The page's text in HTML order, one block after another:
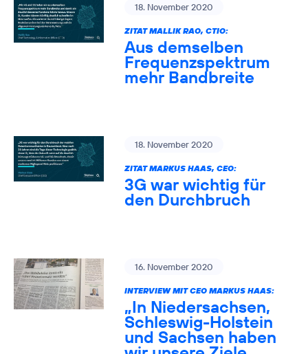
18. November 2020
ZITAT MALLIK RAO, CTIO:
Aus demselben
Frequenzspektrum
mehr Bandbreite
18. November 2020
ZITAT MARKUS HAAS, CEO:
3G war wichtig für
den Durchbruch
16. November 2020
INTERVIEW MIT CEO MARKUS HAAS:
„In Niedersachsen,
Schleswig-Holstein
und Sachsen haben